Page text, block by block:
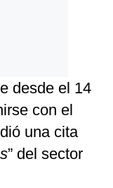
desde el 14
con el
una cita
” del sector